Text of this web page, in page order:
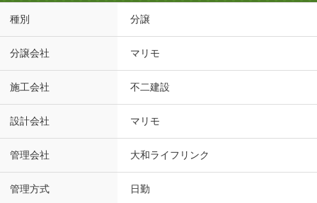
種別 分譲
分譲会社 マリモ
施工会社 不二建設
設計会社 マリモ
管理会社 大和ライフリンク
管理方式 日勤